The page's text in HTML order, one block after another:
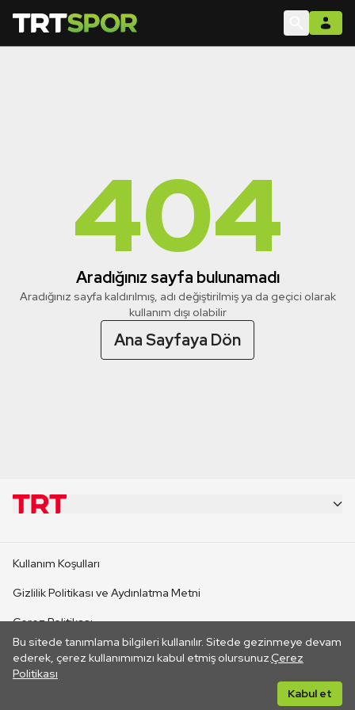
404
Aradığınız sayfa bulunamadı
Aradığınız sayfa kaldırılmış, adı değiştirilmiş ya da geçici olarak
kullanım dışı olabilir
Ana Sayfaya Dön
Bu sitede tanımlama bilgileri kullanılır. Sitede gezinmeye devam
ederek, çerez kullanımımızı kabul etmiş olursunuz.Çerez
Politikası
Kabul et
CANLI YAYINLAR
Kullanım Koşulları
Gizlilik Politikası ve Aydınlatma Metni
Çerez Politikası
İletişim
Her hakkı saklıdır. ©2026 TRT. Bağlantı yoluyla gidilen dış